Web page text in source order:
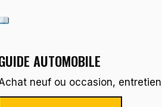
AUTOMOBILE
neuf ou occasion,